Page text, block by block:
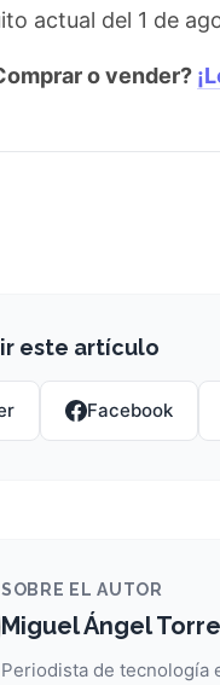
actual del 1 de
o vender?
este artículo
Facebook
SOBRE EL AUTOR
Miguel Ángel
Periodista de tecnología